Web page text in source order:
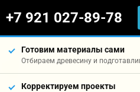
+7 921 027-89-78
Готовим материалы сами
Отбираем древесину и
Корректируем проекты